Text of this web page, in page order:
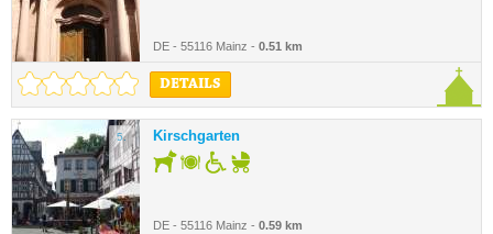
DE - 55116 Mainz - 0.51 km
DETAILS
5. Kirschgarten
DE - 55116 Mainz - 0.59 km